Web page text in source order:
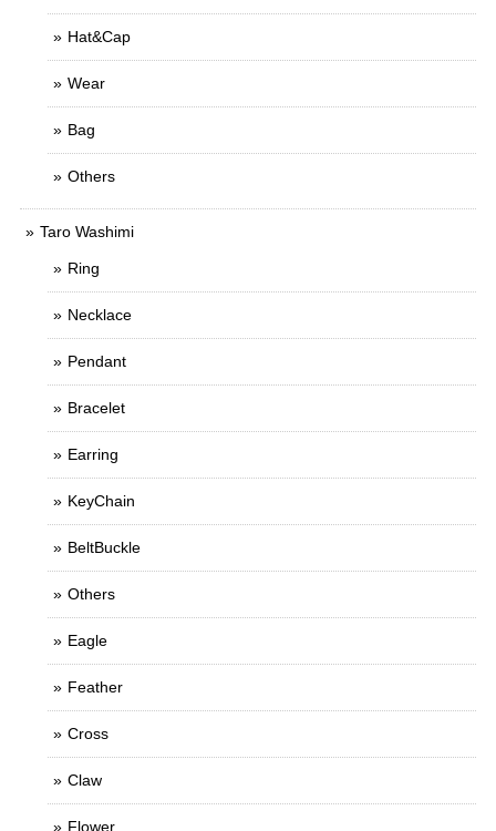
Hat&Cap
Wear
Bag
Others
Taro Washimi
Ring
Necklace
Pendant
Bracelet
Earring
KeyChain
BeltBuckle
Others
Eagle
Feather
Cross
Claw
Flower